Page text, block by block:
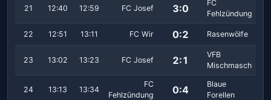
21 12:40 12:59 FC Josef 3:0
FC
Fehlzündung
22 12:51 13:11 FC Wir 0:2 Rasenwölfe
23 13:02 13:23 FC Josef 2:1
VFB
Mischmasch
24 13:13 13:34
FC
Fehlzündung
0:4
Blaue
Forellen